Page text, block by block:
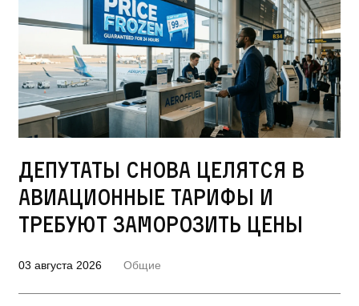
Депутаты снова целятся в
авиационные тарифы и
требуют заморозить цены
03 августа 2026 Общие